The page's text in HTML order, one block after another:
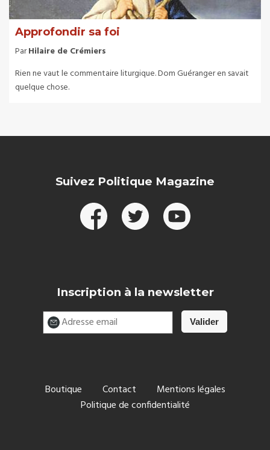
Approfondir sa foi
ParHilaire de Crémiers
Rien ne vaut le commentaire liturgique. Dom Guéranger en savait
quelque chose.
Suivez Politique Magazine
Inscription à la newsletter
Boutique Contact
Mentions légales
Politique de confidentialité